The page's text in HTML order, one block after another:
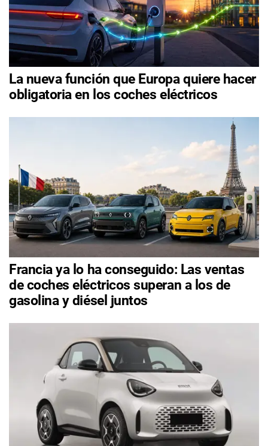
La nueva función que Europa quiere hacer
obligatoria en los coches eléctricos
Francia ya lo ha conseguido: Las ventas
de coches eléctricos superan a los de
gasolina y diésel juntos